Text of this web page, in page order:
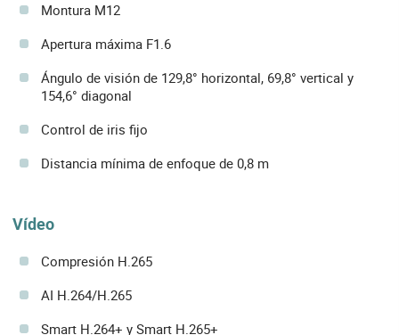
Montura M12
Apertura máxima F1.6
Ángulo de visión de 129,8° horizontal, 69,8° vertical y
154,6° diagonal
Control de iris fijo
Distancia mínima de enfoque de 0,8 m
Vídeo
Compresión H.265
AI H.264/H.265
Smart H.264+ y Smart H.265+